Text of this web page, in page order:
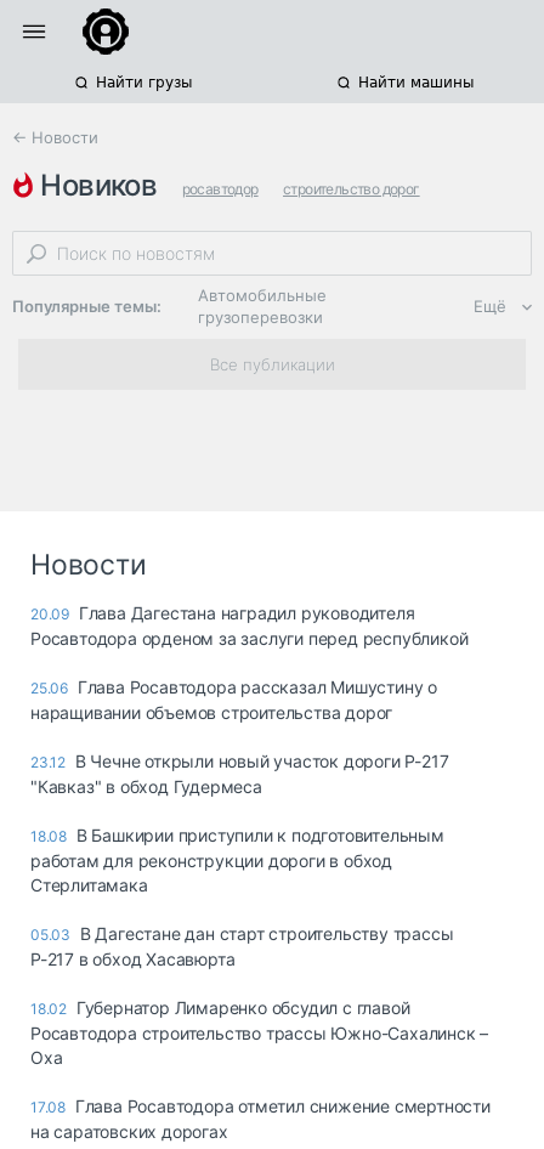
Найти грузы Найти машины
← Новости
новиков росавтодор строительство дорог
федеральные автодороги
Популярные темы:
Автомобильные
грузоперевозки
Региональная
логистика
опасные грузы
страхование
Склады и
грузовые
Коммерческий
транспорт
Автосервис,
Топливо, масла и
автохимия
Дзен
Ещё
Все публикации
Новости
20.09 Глава Дагестана наградил руководителя
Росавтодора орденом за заслуги перед республикой
25.06 Глава Росавтодора рассказал Мишустину о
наращивании объемов строительства дорог
23.12 В Чечне открыли новый участок дороги Р-217
"Кавказ" в обход Гудермеса
18.08 В Башкирии приступили к подготовительным
работам для реконструкции дороги в обход
Стерлитамака
05.03
В Дагестане дан старт строительству трассы
Р-217 в обход Хасавюрта
18.02 Губернатор Лимаренко обсудил с главой
Росавтодора строительство трассы Южно-Сахалинск –
Оха
17.08 Глава Росавтодора отметил снижение смертности
на саратовских дорогах